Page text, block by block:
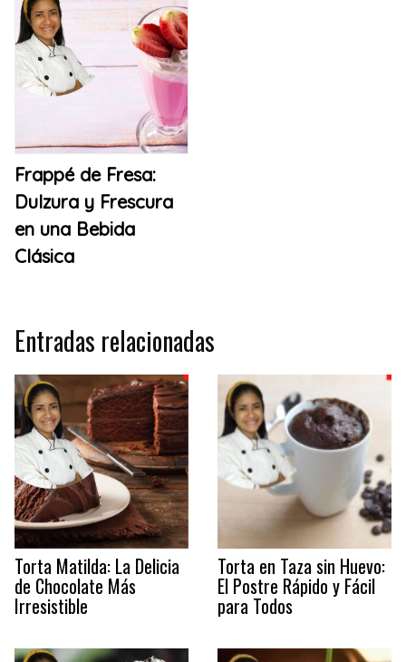
Frappé de Fresa:
Dulzura y Frescura
en una Bebida
Clásica
Entradas relacionadas
Torta Matilda: La Delicia
de Chocolate Más
Irresistible
Torta en Taza sin Huevo:
El Postre Rápido y Fácil
para Todos